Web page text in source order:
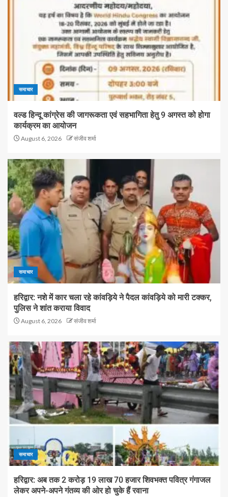
समाचार
वल्ड हिन्दू कांग्रेस की जागरूकता एवं सहभागिता हेतु 9 अगस्त को होगा
कार्यक्रम का आयोजन
August 6, 2026 संजीव शर्मा
समाचार
हरिद्वार: नशे में कार चला रहे कांवड़िये ने पैदल कांवड़िये को मारी टक्कर,
पुलिस ने शांत कराया विवाद
August 6, 2026 संजीव शर्मा
समाचार
हरिद्वार: अब तक 2 करोड़ 19 लाख 70 हजार शिवभक्त पवित्र गंगाजल
लेकर अपने-अपने गंतव्य की ओर हो चुके हैं रवाना